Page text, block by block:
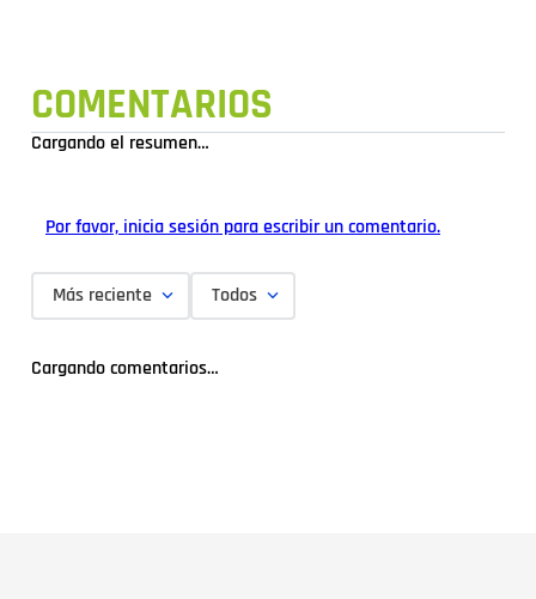
COMENTARIOS
Cargando el resumen…
Por favor, inicia sesión para escribir un comentario.
Más reciente Todos
Cargando comentarios…